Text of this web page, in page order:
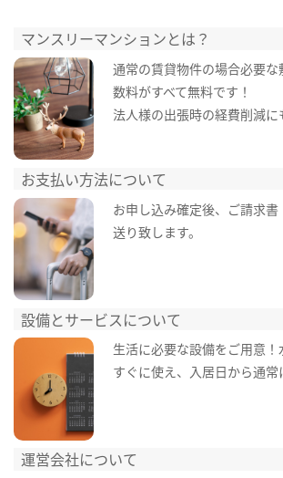
マンスリーマンションとは？
通常の賃貸物件の場合必要
数料がすべて無料です！
法人様の出張時の経費削減に
お支払い方法について
お申し込み確定後、ご請求
送り致します。
設備とサービスについて
生活に必要な設備をご用意
すぐに使え、入居日から通常
運営会社について